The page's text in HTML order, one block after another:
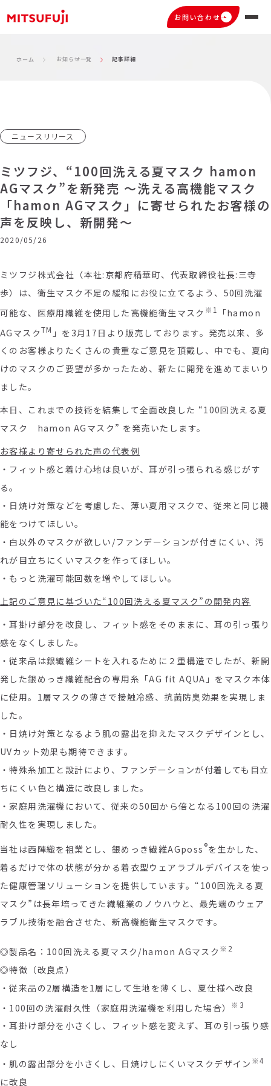
お問い合わせ
ホーム お知らせ一覧 記事詳細
ニュースリリース
ミツフジ、“100回洗える夏マスク hamon
AGマスク”を新発売 ～洗える高機能マスク
「hamon AGマスク」に寄せられたお客様の
声を反映し、新開発～
2020/05/26
ミツフジ株式会社（本社: 京都府精華町、代表取締役社長: 三寺
歩）は、衛生マスク不足の緩和にお役に立てるよう、 50回洗濯
可能な、医療用繊維を使用した高機能衛生マスク ※ 1 「hamon
AG マスクTM 」を 3月 17 日より販売しております。発売以来、多
くのお客様よりたくさんの貴重なご意見を頂戴し、中でも、夏向
けのマスクのご要望が多かったため、新たに開発を進めてまいり
ました。
本日、これまでの技術を結集して全面改良した “100回洗える夏
マスク hamon AG マスク” を発売いたします。
お客様より寄せられた声の代表例
・フィット感と着け心地は良いが、耳が引っ張られる感じがす
る。
・日焼け対策などを考慮した、薄い夏用マスクで、従来と同じ機
能をつけてほしい。
・白以外のマスクが欲しい/ファンデーションが付きにくい、汚
れが目立ちにくいマスクを作ってほしい。
・もっと洗濯可能回数を増やしてほしい。
上記のご意見に基づいた“ 100回洗える夏マスク”の開発内容
・耳掛け部分を改良し、フィット感をそのままに、耳の引っ張り
感をなくしました。
・従来品は銀繊維シートを入れるために２重構造でしたが、新開
発した銀めっき繊維配合の専用糸「AG fit AQUA 」をマスク本体
に使用。 1層マスクの薄さで接触冷感、抗菌防臭効果を実現しま
した。
・日焼け対策となるよう肌の露出を抑えたマスクデザインとし、
UVカット効果も期待できます。
・特殊糸加工と設計により、ファンデーションが付着しても目立
ちにくい色と構造に改良しました。
・家庭用洗濯機において、従来の50回から倍となる100回の洗濯
耐久性を実現しました。
当社は西陣織を祖業とし、銀めっき繊維AGposs ®を生かした、
着るだけで体の状態が分かる着衣型ウェアラブルデバイスを使っ
た健康管理ソリューションを提供しています。“ 100回洗える夏
マスク”は長年培ってきた繊維業のノウハウと、最先端のウェア
ラブル技術を融合させた、新高機能衛生マスクです。
◎製品名：100回洗える夏マスク/hamon AGマスク ※ 2
◎特徴（改良点）
・従来品の2層構造を1層にして生地を薄くし、夏仕様へ改良
・100回の洗濯耐久性（家庭用洗濯機を利用した場合）
※ 3
・耳掛け部分を小さくし、フィット感を変えず、耳の引っ張り感
なし
・肌の露出部分を小さくし、日焼けしにくいマスクデザイン ※4
に改良